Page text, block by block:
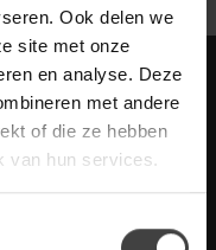
Ook delen we
site met onze
en analyse. Deze
met andere
of die ze hebben
van hun services.
met